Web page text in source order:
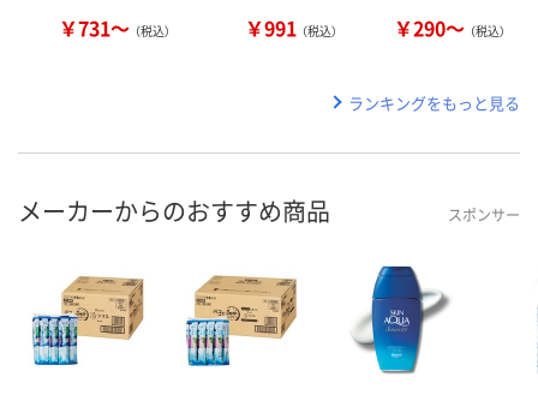
￥731～ （税込） ￥991 （税込） ￥290～ （税込）
ランキングをもっと見る
メーカーからのおすすめ商品 スポンサー